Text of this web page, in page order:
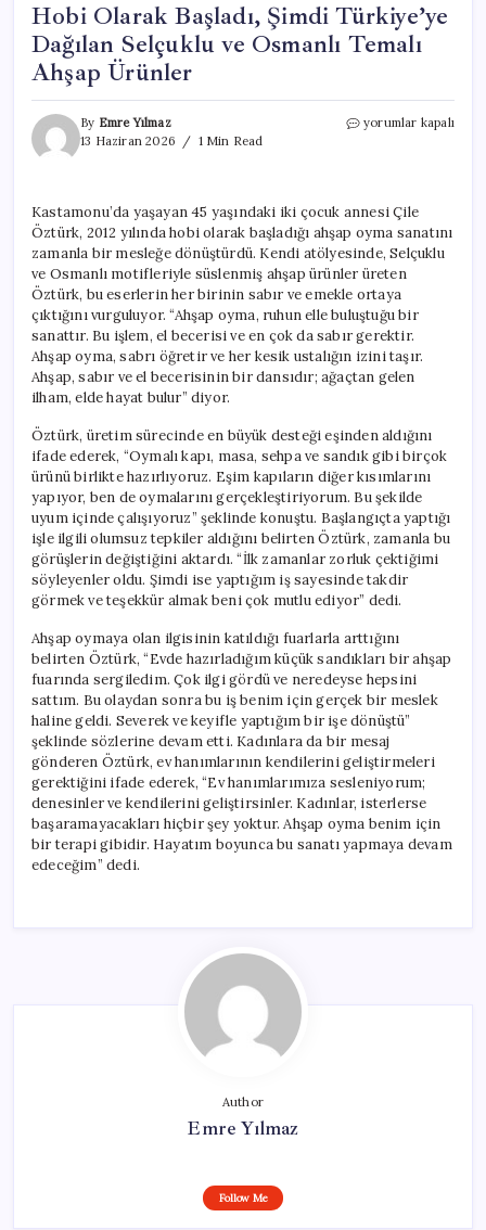
Hobi Olarak Başladı, Şimdi Türkiye’ye
Dağılan Selçuklu ve Osmanlı Temalı
Ahşap Ürünler
By Emre Yılmaz
13 Haziran 2026
1 Min Read
Hobi
Dağılan
Selçuklu
ve
Osmanlı
Temalı
Ahşap
Ürünler
için
yorumlar kapalı
Kastamonu’da yaşayan 45 yaşındaki iki çocuk annesi Çile
Öztürk, 2012 yılında hobi olarak başladığı ahşap oyma sanatını
zamanla bir mesleğe dönüştürdü. Kendi atölyesinde, Selçuklu
ve Osmanlı motifleriyle süslenmiş ahşap ürünler üreten
Öztürk, bu eserlerin her birinin sabır ve emekle ortaya
çıktığını vurguluyor. “Ahşap oyma, ruhun elle buluştuğu bir
sanattır. Bu işlem, el becerisi ve en çok da sabır gerektir.
Ahşap oyma, sabrı öğretir ve her kesik ustalığın izini taşır.
Ahşap, sabır ve el becerisinin bir dansıdır; ağaçtan gelen
ilham, elde hayat bulur” diyor.
Öztürk, üretim sürecinde en büyük desteği eşinden aldığını
ifade ederek, “Oymalı kapı, masa, sehpa ve sandık gibi birçok
ürünü birlikte hazırlıyoruz. Eşim kapıların diğer kısımlarını
yapıyor, ben de oymalarını gerçekleştiriyorum. Bu şekilde
uyum içinde çalışıyoruz” şeklinde konuştu. Başlangıçta yaptığı
işle ilgili olumsuz tepkiler aldığını belirten Öztürk, zamanla bu
görüşlerin değiştiğini aktardı. “İlk zamanlar zorluk çektiğimi
söyleyenler oldu. Şimdi ise yaptığım iş sayesinde takdir
görmek ve teşekkür almak beni çok mutlu ediyor” dedi.
Ahşap oymaya olan ilgisinin katıldığı fuarlarla arttığını
belirten Öztürk, “Evde hazırladığım küçük sandıkları bir ahşap
fuarında sergiledim. Çok ilgi gördü ve neredeyse hepsini
sattım. Bu olaydan sonra bu iş benim için gerçek bir meslek
haline geldi. Severek ve keyifle yaptığım bir işe dönüştü”
şeklinde sözlerine devam etti. Kadınlara da bir mesaj
gönderen Öztürk, ev hanımlarının kendilerini geliştirmeleri
gerektiğini ifade ederek, “Ev hanımlarımıza sesleniyorum;
denesinler ve kendilerini geliştirsinler. Kadınlar, isterlerse
başaramayacakları hiçbir şey yoktur. Ahşap oyma benim için
bir terapi gibidir. Hayatım boyunca bu sanatı yapmaya devam
edeceğim” dedi.
Author
Emre Yılmaz
Follow Me